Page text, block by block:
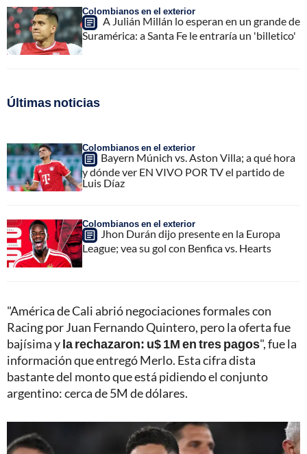
Colombianos en el exterior
A Julián Millán lo esperan en un grande de
Suramérica: a Santa Fe le entraría un 'billetico'
Últimas noticias
Colombianos en el exterior
Bayern Múnich vs. Aston Villa; a qué hora
y dónde ver EN VIVO POR TV el partido de
Luis Díaz
Colombianos en el exterior
Jhon Durán dijo presente en la Europa
League; vea su gol con Benfica vs. Hearts
"América de Cali abrió negociaciones formales con
Racing por Juan Fernando Quintero, pero la oferta fue
bajísima yla rechazaron: u$ 1M en tres pagos", fue la
información que entregó Merlo. Esta cifra dista
bastante del monto que está pidiendo el conjunto
argentino: cerca de 5M de dólares.